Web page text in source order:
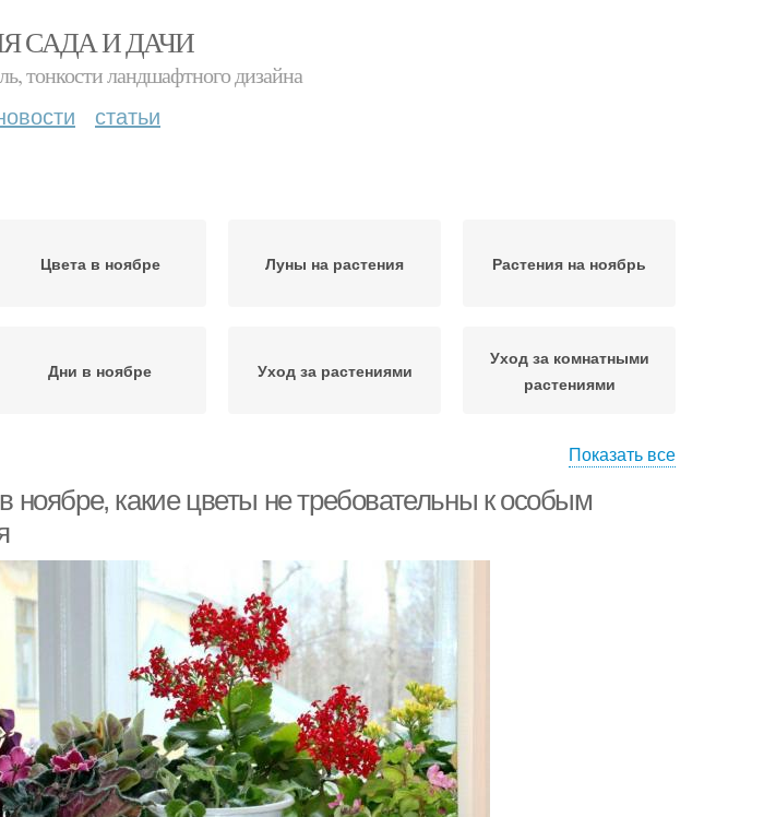
САДА И ДАЧИ
тонкости ландшафтного дизайна
статьи
Цвета в ноябре Луны на растения Растения на ноябрь
Дни в ноябре Уход за растениями
Уход за комнатными
растениями
комнатных растений
Цвета на ноябрь
Работы в ноябре
Уход за хвойными
растениями
Показать все
ноябре, какие цветы не требовательны к особым